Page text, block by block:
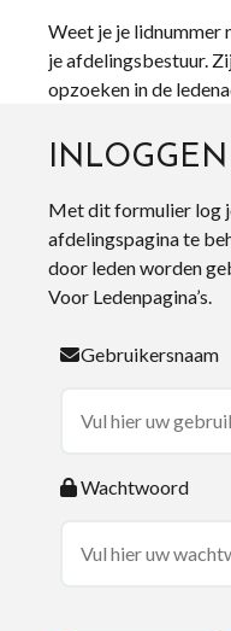
Weet je je lidnummer
je afdelingsbestuur.
opzoeken in de
Met dit formulier log
afdelingspagina te
door leden worden
Voor Ledenpagina’s.
Gebruikersnaam
Wachtwoord